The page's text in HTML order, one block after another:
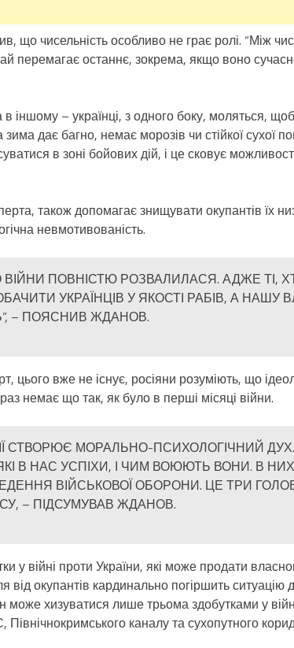
що чисельність особливо не грає ролі. “Між
перемагає останнє, зокрема, якщо воно
іншому – українці, з одного боку, моляться,
дає багно, немає морозів чи стійкої сухої
в зоні бойових дій, і це сковує
також допомагає знищувати окупантів їх
невмотивованість.
ВІЙНИ ПОВНІСТЮ РОЗВАЛИЛАСЯ. АДЖЕ ТІ,
УКРАЇНЦІВ У ЯКОСТІ РАБІВ, А НАШУ
– ПОЯСНИВ ЖДАНОВ.
цього вже не існує, росіяни розуміють, що
немає що так, як було в перші місяці війни.
СТВОРЮЄ МОРАЛЬНО-ПСИХОЛОГІЧНИЙ
В НАС УСПІХИ, І ЧИМ ВОЮЮТЬ ВОНИ. В
ВІЙСЬКОВОЇ ОБОРОНИ. ЦЕ ТРИ
– ПІДСУМУВАВ ЖДАНОВ.
у війні проти України, які може продати
від окупантів кардинально погіршить ситуацію
може хизуватися лише трьома здобутками у
Північнокримського каналу та сухопутного